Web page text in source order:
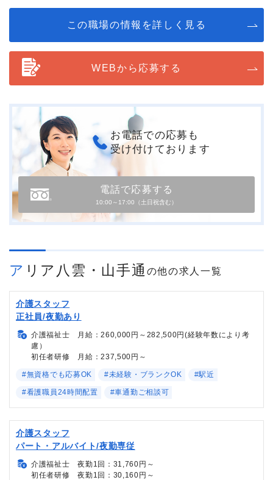
この職場の情報を詳しく見る
WEBから応募する
お電話での応募も
受け付けております
電話で応募する
10:00～17:00（土日祝含む）
アリア八雲・山手通 の他の求人一覧
介護スタッフ
正社員/夜勤あり
介護福祉士 月給：260,000円～282,500円(経験年数により考
慮）
初任者研修 月給：237,500円～
#無資格でも応募OK #未経験・ブランクOK #駅近
#看護職員24時間配置 #車通勤ご相談可
介護スタッフ
パート・アルバイト/夜勤専従
介護福祉士 夜勤1回：31,760円～
初任者研修 夜勤1回：30,160円～